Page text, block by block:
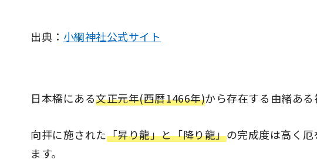
出典： 小綱神社公式サイト
日本橋にある文正元年(西暦1466年)から存在する由緒ある
向拝に施された「昇り龍」と「降り龍」の完成度は高く
ます。